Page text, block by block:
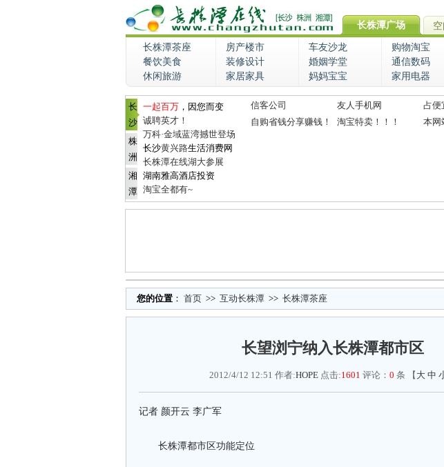
长株潭广场 空
长株潭茶座 房产楼市 车友沙龙 购物淘宝
餐饮美食
装修设计 婚姻学堂 通信数码
休闲旅游
家居家具 妈妈宝宝 家用电器
长
沙
株
洲
湘
潭
一起百万 ，因您而变
诚聘英才！
万科·金域蓝湾撼世登场
长沙黄兴路生活消费网
长株潭在线湖大参展
湖南雅高酒店投资
淘宝全都有~
信客公司 友人手机网 占便
自购省钱分享赚钱！
淘宝特卖！！！ 本网
您的位置 ： 首页 >> 互动长株潭 >> 长株潭茶座
长望浏宁纳入长株潭都市区
2012/4/12 12:51 作者:HOPE 点击:1601 评论： 0 条 【 大 中
记者 颜开云 李广军
长株潭都市区功能定位